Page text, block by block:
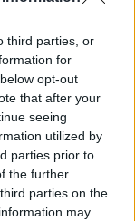
third parties, or
for
opt-out
that after your
seeing
utilized by
parties prior to
the further
parties on the
may
David Stone
turnét
szeminárium